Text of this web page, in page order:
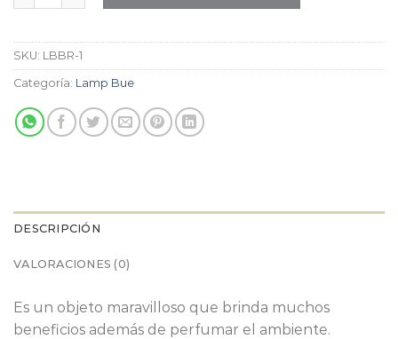
SKU: LBBR-1
Categoría: Lamp Bue
DESCRIPCIÓN
VALORACIONES (0)
Es un objeto maravilloso que brinda muchos
beneficios además de perfumar el ambiente.